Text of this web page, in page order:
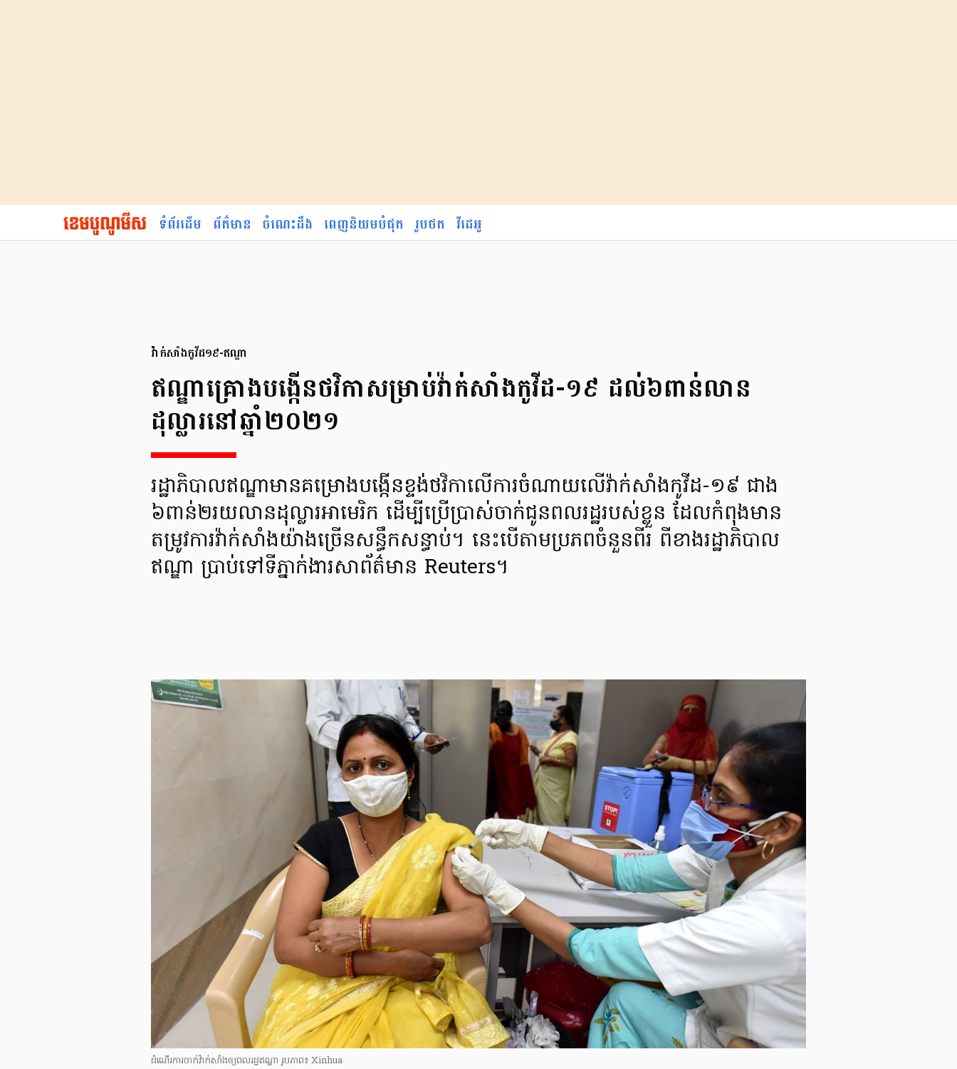
ទំព័រដើម ព័ត៌មាន ចំណេះដឹង ពេញនិយមបំផុត រូបថត វីដេអូ
វ៉ាក់សាំងកូវីដ១៩-ឥណ្ឌា
ឥណ្ឌាគ្រោងបង្កើនថវិកាសម្រាប់វ៉ាក់សាំងកូវីដ-១៩ ដល់៦ពាន់លាន
ដុល្លារនៅឆ្នាំ២០២១
រដ្ឋាភិបាលឥណ្ឌាមានគម្រោងបង្កើនខ្ទង់ថវិកាលើការចំណាយលើវ៉ាក់សាំងកូវីដ-១៩ ជាង
៦ពាន់២រយលានដុល្លារអាមេរិក ដើម្បីប្រើប្រាស់ចាក់ជូនពលរដ្ឋរបស់ខ្លួន ដែលកំពុងមាន
តម្រូវការវ៉ាក់សាំងយ៉ាងច្រើនសន្ធឹកសន្ធាប់។ នេះបើតាមប្រភពចំនួនពីរ ពីខាងរដ្ឋាភិបាល
ឥណ្ឌា ប្រាប់ទៅទីភ្នាក់ងារសាព័ត៌មាន Reuters។
ដំណើរការចាក់វ៉ាក់សាំងឲ្យពលរដ្ឋឥណ្ឌា រូបភាព៖ Xinhua